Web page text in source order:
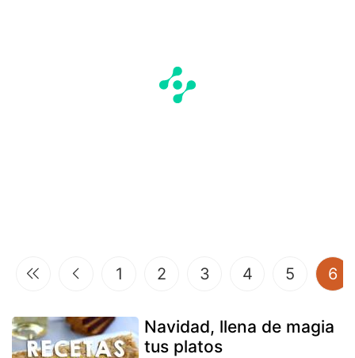
1 2 3 4 5 6
Navidad, llena de magia
tus platos